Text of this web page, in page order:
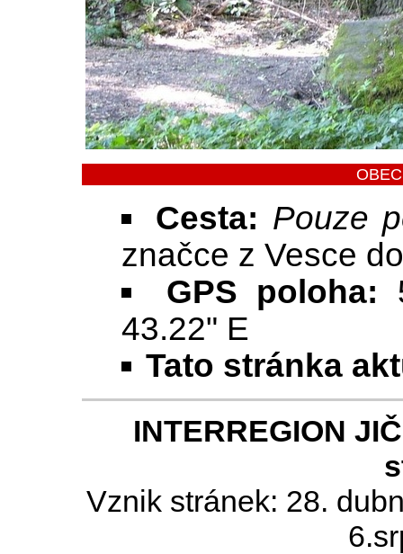
Cesta: Pouze
značce z Vesce
GPS poloha:
43.22" E
Tato stránka
INTERREGION
Vznik stránek: 28.